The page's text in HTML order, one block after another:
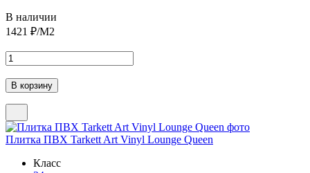
В наличии
1421 ₽/М2
Плитка ПВХ Tarkett Art Vinyl Lounge Queen
Класс